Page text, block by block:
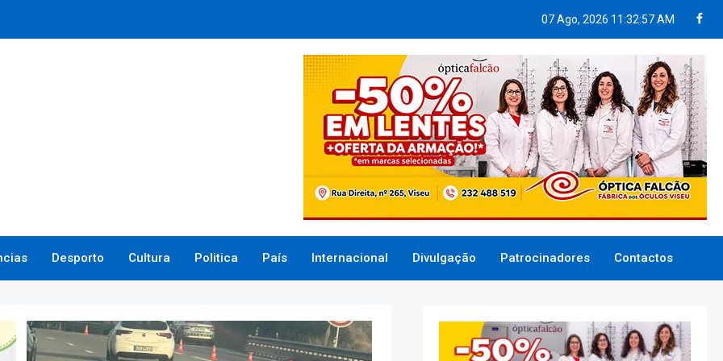
07 Ago, 2026 11:32:58 AM
Desporto Cultura Politica País Internacional Divulgação Patrocinadores Contactos